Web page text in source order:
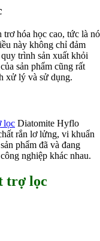
trơ hóa học cao, tức là nó
này không chỉ đảm
trình sản xuất khỏi
sản phẩm cũng rất
xử lý và sử dụng.
lọc Diatomite Hyflo
rắn lơ lửng, vi khuẩn
phẩm đã và đang
nghiệp khác nhau.
trợ lọc